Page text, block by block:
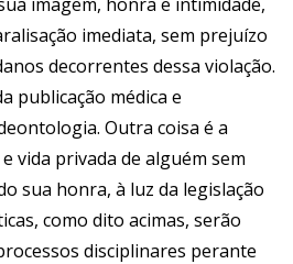
imediata, sem prejuízo
decorrentes dessa violação.
publicação médica e
Outra coisa é a
vida privada de alguém sem
sua honra, à luz da legislação
como dito acimas, serão
disciplinares perante